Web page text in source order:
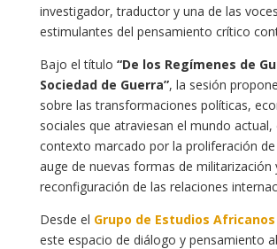
investigador, traductor y una de las
estimulantes del pensamiento crítico
Bajo el título “De los Regímenes de
Sociedad de Guerra”, la sesión
sobre las transformaciones políticas,
sociales que atraviesan el mundo actual,
contexto marcado por la proliferación
auge de nuevas formas de militarización
reconfiguración de las relaciones
Desde el Grupo de Estudios Africanos
este espacio de diálogo y pensamiento